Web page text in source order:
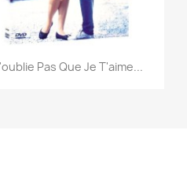
Aperçu rapide
Pas Que Je T'aime...